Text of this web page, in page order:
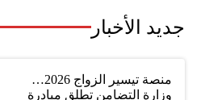
جديد الأخبار
منصة تيسير الزواج 2026…
وزارة التضامن تطلق مبادرة